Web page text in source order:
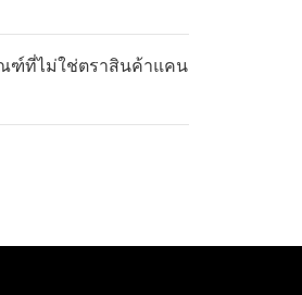
ฑ์ที่ไม่ใช่ตราสินค้าแคน